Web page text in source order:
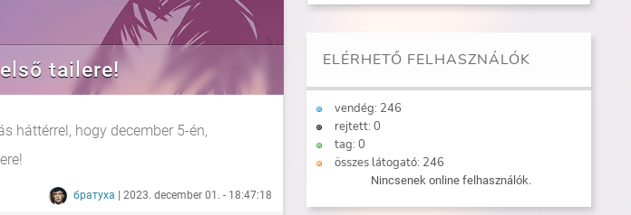
tailere!
háttérrel, hogy december 5-én,
братуха | 2023. december 01. - 18:47:18
ELÉRHETŐ FELHASZNÁLÓK
vendég: 246
rejtett: 0
tag: 0
összes látogató: 246
Nincsenek online felhasználók.